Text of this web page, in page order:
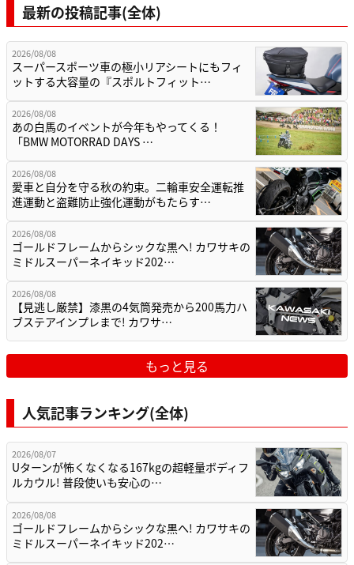
最新の投稿記事(全体)
2026/08/08
スーパースポーツ車の極小リアシートにもフィ
ットする大容量の『スポルトフィット…
2026/08/08
あの白馬のイベントが今年もやってくる！
「BMW MOTORRAD DAYS …
2026/08/08
愛車と自分を守る秋の約束。二輪車安全運転推
進運動と盗難防止強化運動がもたらす…
2026/08/08
ゴールドフレームからシックな黒へ! カワサキの
ミドルスーパーネイキッド202…
2026/08/08
【見逃し厳禁】漆黒の4気筒発売から200馬力ハ
ブステアインプレまで! カワサ…
もっと見る
人気記事ランキング(全体)
2026/08/07
Uターンが怖くなくなる167kgの超軽量ボディフ
ルカウル! 普段使いも安心の…
2026/08/08
ゴールドフレームからシックな黒へ! カワサキの
ミドルスーパーネイキッド202…